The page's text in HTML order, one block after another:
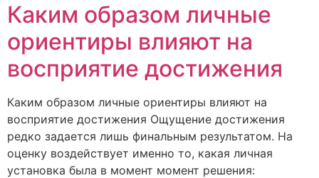
Каким образом личные
ориентиры влияют на
восприятие достижения
Каким образом личные ориентиры влияют на
восприятие достижения Ощущение достижения
редко задается лишь финальным результатом. На
оценку воздействует именно то, какая личная
установка была в момент момент решения: